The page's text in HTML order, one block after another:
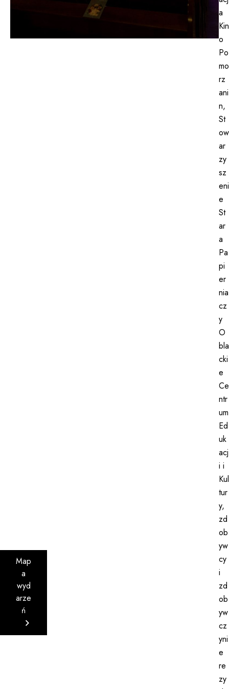
Map
a
wyd
arze
ń
a
Kin
o
Po
mo
rz
ani
n,
St
ow
ar
zy
sz
eni
e
St
ar
a
Pa
pi
er
nia
cz
y
O
bla
cki
e
Ce
ntr
um
Ed
uk
acj
i i
Kul
tur
y,
zd
ob
yw
cy
i
zd
ob
yw
cz
yni
e
re
zy